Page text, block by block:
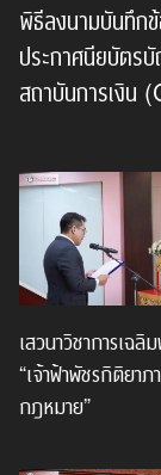
พิธีลงนามบันทึก
ประกาศนียบัตร
สถาบันการเงิ
เสวนาวิชาการเฉลิ
“เจ้าฟ้าพัชรกิติยาภ
กฎหมาย”